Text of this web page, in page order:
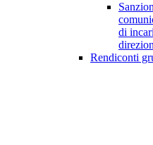
di
Rendiconti